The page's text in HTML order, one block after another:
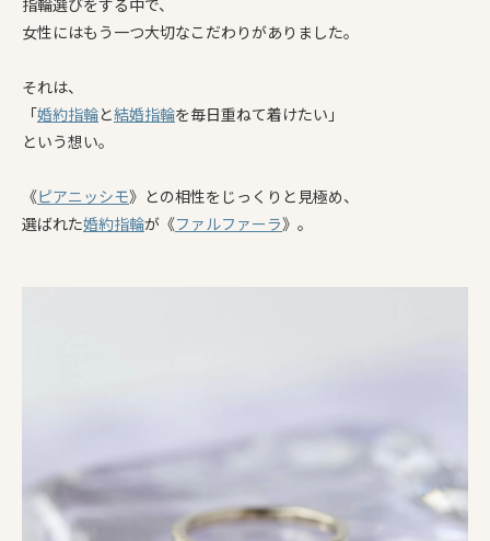
指輪選びをする中で、
女性にはもう一つ大切なこだわりがありました。
それは、
「婚約指輪と結婚指輪を毎日重ねて着けたい」
という想い。
《ピアニッシモ》との相性をじっくりと見極め、
選ばれた婚約指輪が《ファルファーラ》。